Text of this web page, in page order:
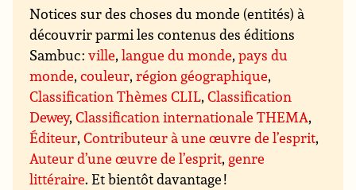
Notices sur des choses du monde (entités) à
découvrir parmi les contenus des éditions
Sambuc :ville,langue du monde,pays du
monde,couleur,région géographique,
Classification Thèmes CLIL,Classification
Dewey,Classification internationale THEMA,
Éditeur,Contributeur à une œuvre de l’esprit,
Auteur d’une œuvre de l’esprit, genre
littéraire. Et bientôt davantage !